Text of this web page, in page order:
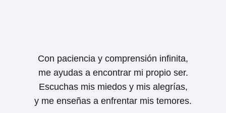
Con paciencia y comprensión infinita,
me ayudas a encontrar mi propio ser.
Escuchas mis miedos y mis alegrías,
y me enseñas a enfrentar mis temores.